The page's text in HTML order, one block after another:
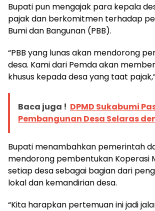
Bupati pun mengajak para kepala
pajak dan berkomitmen terhadap
Bumi dan Bangunan (PBB).
“PBB yang lunas akan mendorong
desa. Kami dari Pemda akan
khusus kepada desa yang taat
Baca juga ! DPMD Sukabumi
Pembangunan Desa Selaras
Bupati menambahkan pemerintah
mendorong pembentukan Koperasi
setiap desa sebagai bagian dari
lokal dan kemandirian desa.
“Kita harapkan pertemuan ini jadi